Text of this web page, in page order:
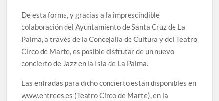
De esta forma, y gracias a la imprescindible
colaboración del Ayuntamiento de Santa Cruz de La
Palma, a través de la Concejalía de Cultura y del Teatro
Circo de Marte, es posible disfrutar de un nuevo
concierto de Jazz en la Isla de La Palma.
Las entradas para dicho concierto están disponibles en
www.entrees.es (Teatro Circo de Marte), en la